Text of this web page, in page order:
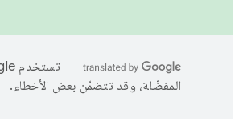
المفضّلة، وقد تتضمّن بعض الأخطاء.